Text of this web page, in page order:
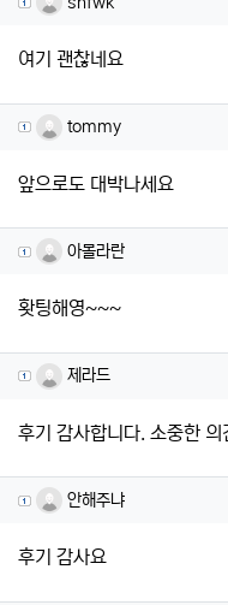
여기 괜찮네요
tommy님의 댓글
tommy
앞으로도 대박나세요
아몰라란님의 댓
아몰라란
홧팅해영~~~
제라드님의 댓글
제라드
후기 감사합니다. 소중한
안해주냐님의 댓
안해주냐
후기 감사요